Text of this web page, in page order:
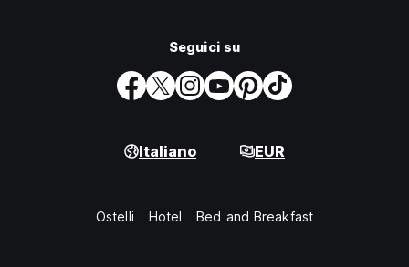
Seguici su
Italiano EUR
Ostelli Hotel Bed and Breakfast